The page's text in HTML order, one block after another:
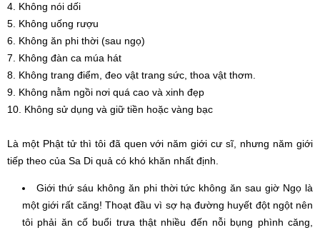
4. Không nói dối
5. Không uống rượu
6. Không ăn phi thời (sau ngọ)
7. Không đàn ca múa hát
8. Không trang điểm, đeo vật trang sức, thoa vật thơm.
9. Không nằm ngồi nơi quá cao và xinh đẹp
10. Không sử dụng và giữ tiền hoặc vàng bạc
Là một Phật tử thì tôi đã quen với năm giới cư sĩ, nhưng năm giới
tiếp theo của Sa Di quả có khó khăn nhất định.
Giới thứ sáu không ăn phi thời tức không ăn sau giờ Ngọ là
một giới rất căng! Thoạt đầu vì sợ hạ đường huyết đột ngột nên
tôi phải ăn cố buổi trưa thật nhiều đến nỗi bụng phình căng,